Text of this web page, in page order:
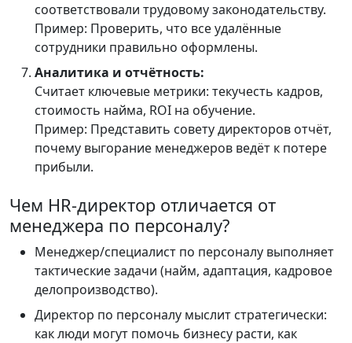
соответствовали трудовому законодательству.
Пример: Проверить, что все удалённые
сотрудники правильно оформлены.
Аналитика и отчётность:
Считает ключевые метрики: текучесть кадров,
стоимость найма, ROI на обучение.
Пример: Представить совету директоров отчёт,
почему выгорание менеджеров ведёт к потере
прибыли.
Чем HR-директор отличается от
менеджера по персоналу?
Менеджер/специалист по персоналу выполняет
тактические задачи (найм, адаптация, кадровое
делопроизводство).
Директор по персоналу мыслит стратегически:
как люди могут помочь бизнесу расти, как